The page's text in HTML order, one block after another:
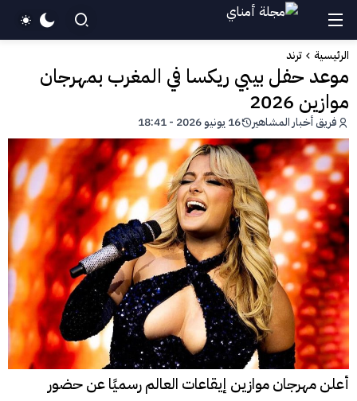
الرئيسية ترند
موعد حفل بيبي ريكسا في المغرب بمهرجان
موازين 2026
فريق أخبار المشاهير 16 يونيو 2026 - 18:41
أعلن مهرجان موازين إيقاعات العالم رسميًا عن حضور